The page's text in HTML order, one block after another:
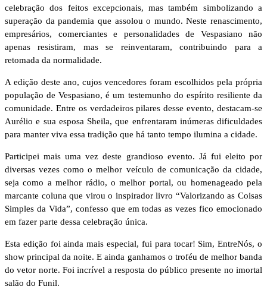
celebração dos feitos excepcionais, mas também simbolizando a
superação da pandemia que assolou o mundo. Neste renascimento,
empresários, comerciantes e personalidades de Vespasiano não
apenas resistiram, mas se reinventaram, contribuindo para a
retomada da normalidade.
A edição deste ano, cujos vencedores foram escolhidos pela própria
população de Vespasiano, é um testemunho do espírito resiliente da
comunidade. Entre os verdadeiros pilares desse evento, destacam-se
Aurélio e sua esposa Sheila, que enfrentaram inúmeras dificuldades
para manter viva essa tradição que há tanto tempo ilumina a cidade.
Participei mais uma vez deste grandioso evento. Já fui eleito por
diversas vezes como o melhor veículo de comunicação da cidade,
seja como a melhor rádio, o melhor portal, ou homenageado pela
marcante coluna que virou o inspirador livro “Valorizando as Coisas
Simples da Vida”, confesso que em todas as vezes fico emocionado
em fazer parte dessa celebração única.
Esta edição foi ainda mais especial, fui para tocar! Sim, EntreNós, o
show principal da noite. E ainda ganhamos o troféu de melhor banda
do vetor norte. Foi incrível a resposta do público presente no imortal
salão do Funil.